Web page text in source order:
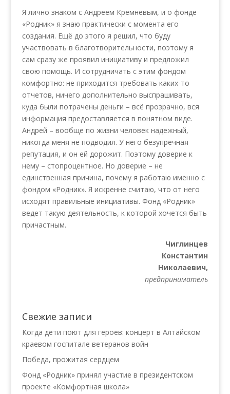
Я лично знаком с Андреем Кремневым, и о фонде
«Родник» я знаю практически с момента его
создания. Ещё до этого я решил, что буду
участвовать в благотворительности, поэтому я
сам сразу же проявил инициативу и предложил
свою помощь. И сотрудничать с этим фондом
комфортно: не приходится требовать каких-то
отчетов, ничего дополнительно выспрашивать,
куда были потрачены деньги – всё прозрачно, вся
информация предоставляется в понятном виде.
Андрей – вообще по жизни человек надежный,
никогда меня не подводил. У него безупречная
репутация, и он ей дорожит. Поэтому доверие к
нему – стопроцентное. Но доверие – не
единственная причина, почему я работаю именно с
фондом «Родник». Я искренне считаю, что от него
исходят правильные инициативы. Фонд «Родник»
ведет такую деятельность, к которой хочется быть
причастным.
Чиглинцев
Константин
Николаевич,
предприниматель
Свежие записи
Когда дети поют для героев: концерт в Алтайском
краевом госпитале ветеранов войн
Победа, прожитая сердцем
Фонд «Родник» принял участие в президентском
проекте «Комфортная школа»